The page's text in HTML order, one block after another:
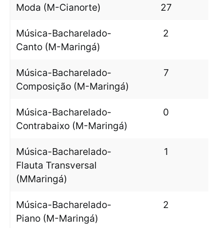
Moda (M-Cianorte) 27
Música-Bacharelado-
Canto (M-Maringá)
2
Música-Bacharelado-
Composição (M-Maringá)
7
Música-Bacharelado-
Contrabaixo (M-Maringá)
0
Música-Bacharelado-
Flauta Transversal
(MMaringá)
1
Música-Bacharelado-
Piano (M-Maringá)
2